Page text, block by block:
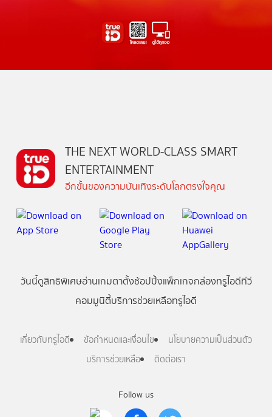
Follow us
THE NEXT WORLD-CLASS SMART
ENTERTAINMENT
อีกขั้นของความบันเทิงระดับโลกตรงใจคุณ
วันนี้ดูสิทธิพิเศษอ่านเกมตาตั้งช้อปปิ้งแพ็กเกจกล่องทรูไอดีทีวี
คอมมูนิตี้บริการช่วยเหลือทรูไอดี
เกี่ยวกับทรูไอดี ข้อกำหนดและเงื่อนไข
นโยบายความเป็นส่วนตัว
บริการช่วยเหลือ
ติดต่อเรา